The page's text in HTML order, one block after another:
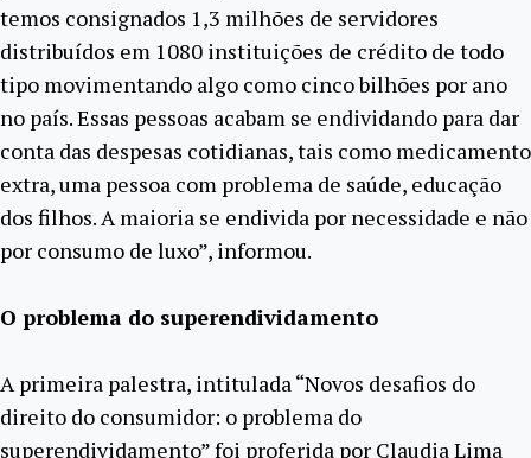
temos consignados 1,3 milhões de servidores
distribuídos em 1080 instituições de crédito de todo
tipo movimentando algo como cinco bilhões por ano
no país. Essas pessoas acabam se endividando para dar
conta das despesas cotidianas, tais como medicamento
extra, uma pessoa com problema de saúde, educação
dos filhos. A maioria se endivida por necessidade e não
por consumo de luxo”, informou.
O problema do superendividamento
A primeira palestra, intitulada “Novos desafios do
direito do consumidor: o problema do
superendividamento” foi proferida por Claudia Lima